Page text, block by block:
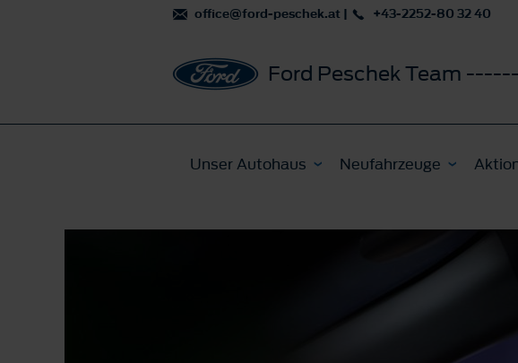
office@ford-peschek.at | +43-2252-80 32 40
Ford Peschek Team
Unser Autohaus Neufahrzeuge